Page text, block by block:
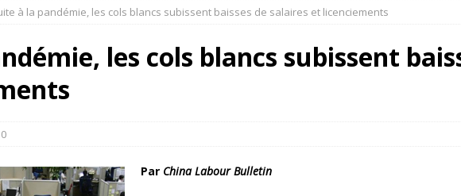
du nettoyage ethnique en Cisjordanie et à Gaza
ISRAËL
sur la “fraude électorale” était une blague de mauvais
militaire
à la pandémie, les cols blancs subissent baisses de salaires et licenciements
les cols blancs subissent
0
Par China Labour Bulletin